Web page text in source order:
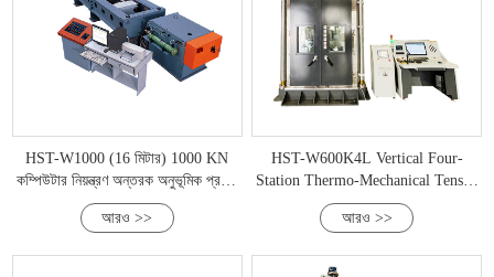
HST-W1000 (16 মিটার) 1000 KN
কম্পিউটার নিয়ন্ত্রণ অন্তরক অনুভূমিক প্রসার্য
পরীক্ষার মেশিন
আরও >>
HST-W600K4L Vertical Four-
Station Thermo-Mechanical Tensile
Testing Machine
আরও >>